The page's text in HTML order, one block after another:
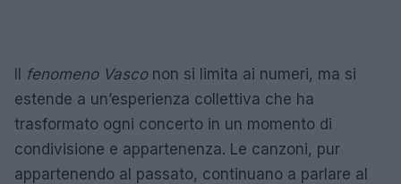
fenomeno Vasconon si limita ai numeri, ma si
estende a un’esperienza collettiva che ha
trasformato ogni concerto in un momento di
condivisione e appartenenza. Le canzoni, pur
appartenendo al passato, continuano a parlare al